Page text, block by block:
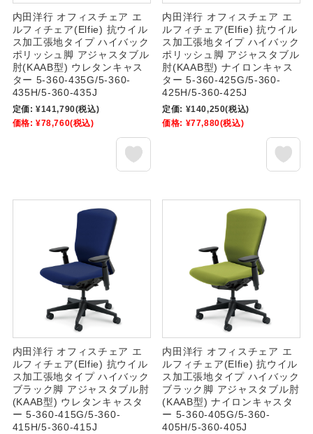
内田洋行 オフィスチェア エ
ルフィチェア(Elfie) 抗ウイル
ス加工張地タイプ ハイバック
ポリッシュ脚 アジャスタブル
肘(KAAB型) ウレタンキャス
ター 5-360-435G/5-360-
435H/5-360-435J
定価: ¥141,790(税込)
価格: ¥78,760(税込)
内田洋行 オフィスチェア エ
ルフィチェア(Elfie) 抗ウイル
ス加工張地タイプ ハイバック
ポリッシュ脚 アジャスタブル
肘(KAAB型) ナイロンキャス
ター 5-360-425G/5-360-
425H/5-360-425J
定価: ¥140,250(税込)
価格: ¥77,880(税込)
内田洋行 オフィスチェア エ
ルフィチェア(Elfie) 抗ウイル
ス加工張地タイプ ハイバック
ブラック脚 アジャスタブル肘
(KAAB型) ウレタンキャスタ
ー 5-360-415G/5-360-
415H/5-360-415J
内田洋行 オフィスチェア エ
ルフィチェア(Elfie) 抗ウイル
ス加工張地タイプ ハイバック
ブラック脚 アジャスタブル肘
(KAAB型) ナイロンキャスタ
ー 5-360-405G/5-360-
405H/5-360-405J